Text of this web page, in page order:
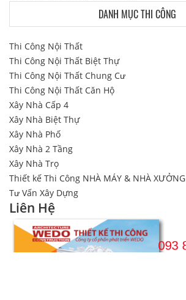
DANH MỤC THI CÔNG
Thi Công Nội Thất
Thi Công Nội Thất Biệt Thự
Thi Công Nội Thất Chung Cư
Thi Công Nội Thất Căn Hộ
Xây Nhà Cấp 4
Xây Nhà Biệt Thự
Xây Nhà Phố
Xây Nhà 2 Tầng
Xây Nhà Trọ
Thiết kế Thi Công NHÀ MÁY & NHÀ XƯỞNG
Tư Vấn Xây Dựng
Liên Hệ